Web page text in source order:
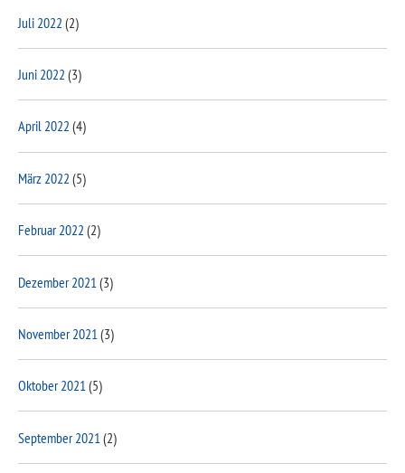
Juli 2022 (2)
Juni 2022 (3)
April 2022 (4)
März 2022 (5)
Februar 2022 (2)
Dezember 2021 (3)
November 2021 (3)
Oktober 2021(5)
September 2021 (2)